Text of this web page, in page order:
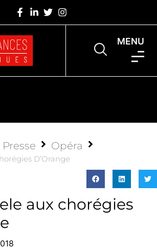
MENU
Presse Opéra
D’Orange
aux chorégies